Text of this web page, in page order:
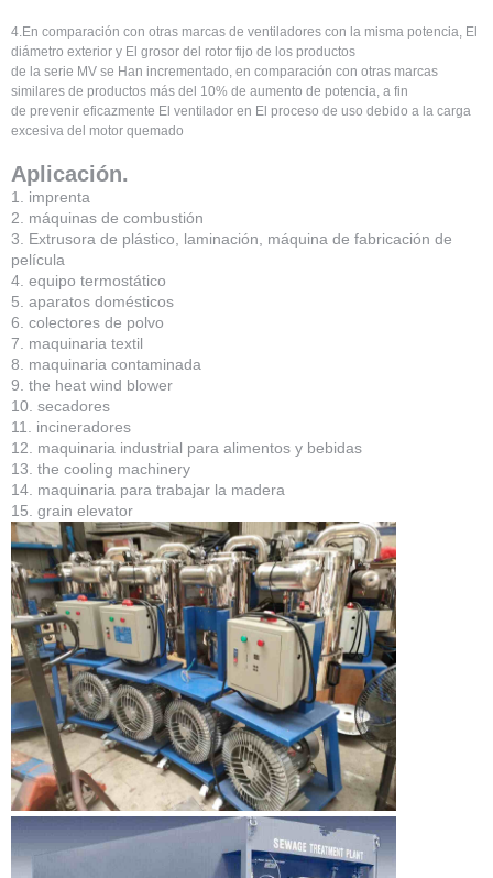
4.En comparación con otras marcas de ventiladores con la misma potencia, El
diámetro exterior y El grosor del rotor fijo de los productos
de la serie MV se Han incrementado, en comparación con otras marcas
similares de productos más del 10% de aumento de potencia, a fin
de prevenir eficazmente El ventilador en El proceso de uso debido a la carga
excesiva del motor quemado
Aplicación.
1. imprenta
2. máquinas de combustión
3. Extrusora de plástico, laminación, máquina de fabricación de
película
4. equipo termostático
5. aparatos domésticos
6. colectores de polvo
7. maquinaria textil
8. maquinaria contaminada
9. the heat wind blower
10. secadores
11. incineradores
12. maquinaria industrial para alimentos y bebidas
13. the cooling machinery
14. maquinaria para trabajar la madera
15. grain elevator